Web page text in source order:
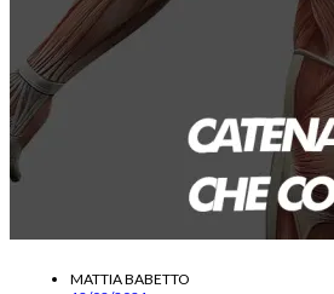
MATTIA BABETTO